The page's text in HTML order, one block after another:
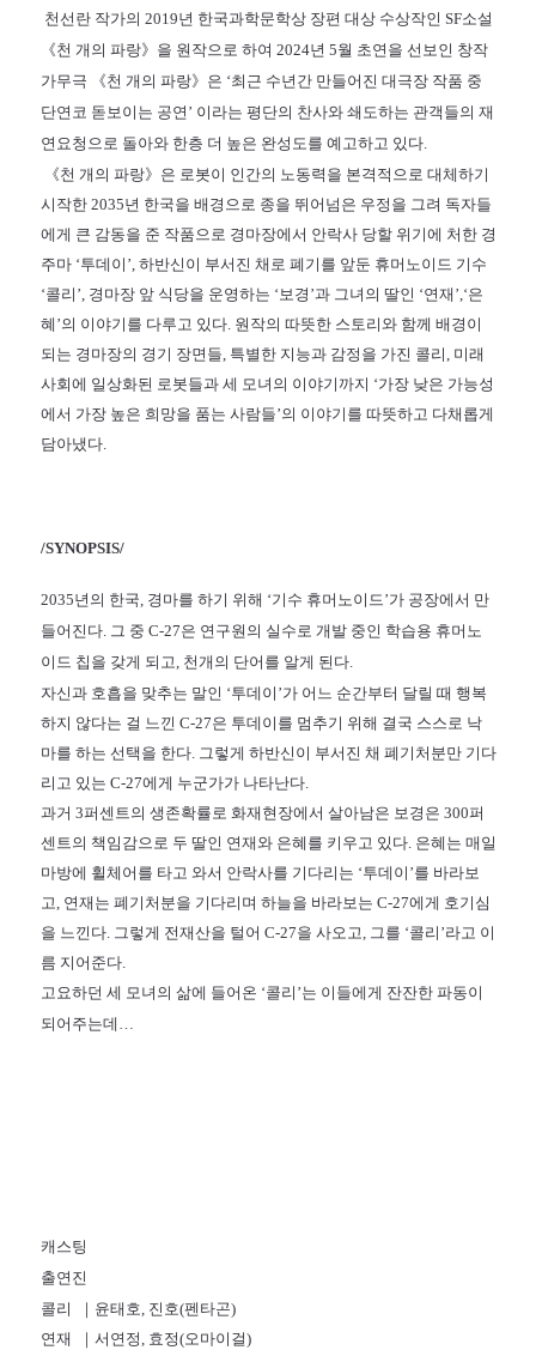
천선란 작가의 2019년 한국과학문학상 장편 대상 수상작인 SF소설
《천 개의 파랑》을 원작으로 하여 2024년 5월 초연을 선보인 창작
가무극 《천 개의 파랑》은 ‘최근 수년간 만들어진 대극장 작품 중
단연코 돋보이는 공연’ 이라는 평단의 찬사와 쇄도하는 관객들의 재
연요청으로 돌아와 한층 더 높은 완성도를 예고하고 있다.
《천 개의 파랑》은 로봇이 인간의 노동력을 본격적으로 대체하기
시작한 2035년 한국을 배경으로 종을 뛰어넘은 우정을 그려 독자들
에게 큰 감동을 준 작품으로 경마장에서 안락사 당할 위기에 처한 경
주마 ‘투데이’, 하반신이 부서진 채로 폐기를 앞둔 휴머노이드 기수
‘콜리’, 경마장 앞 식당을 운영하는 ‘보경’과 그녀의 딸인 ‘연재’,‘은
혜’의 이야기를 다루고 있다. 원작의 따뜻한 스토리와 함께 배경이
되는 경마장의 경기 장면들, 특별한 지능과 감정을 가진 콜리, 미래
사회에 일상화된 로봇들과 세 모녀의 이야기까지 ‘가장 낮은 가능성
에서 가장 높은 희망을 품는 사람들’의 이야기를 따뜻하고 다채롭게
담아냈다.
/SYNOPSIS/
2035년의 한국, 경마를 하기 위해 ‘기수 휴머노이드’가 공장에서 만
들어진다. 그 중 C-27은 연구원의 실수로 개발 중인 학습용 휴머노
이드 칩을 갖게 되고, 천개의 단어를 알게 된다.
자신과 호흡을 맞추는 말인 ‘투데이’가 어느 순간부터 달릴 때 행복
하지 않다는 걸 느낀 C-27은 투데이를 멈추기 위해 결국 스스로 낙
마를 하는 선택을 한다. 그렇게 하반신이 부서진 채 폐기처분만 기다
리고 있는 C-27에게 누군가가 나타난다.
과거 3퍼센트의 생존확률로 화재현장에서 살아남은 보경은 300퍼
센트의 책임감으로 두 딸인 연재와 은혜를 키우고 있다. 은혜는 매일
마방에 휠체어를 타고 와서 안락사를 기다리는 ‘투데이’를 바라보
고, 연재는 폐기처분을 기다리며 하늘을 바라보는 C-27에게 호기심
을 느낀다. 그렇게 전재산을 털어 C-27을 사오고, 그를 ‘콜리’라고 이
름 지어준다.
고요하던 세 모녀의 삶에 들어온 ‘콜리’는 이들에게 잔잔한 파동이
되어주는데…
캐스팅
출연진
콜리 ｜윤태호, 진호(펜타곤)
연재 ｜서연정, 효정(오마이걸)